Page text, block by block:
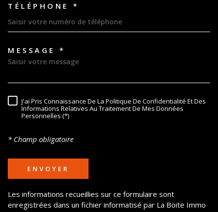
TÉLÉPHONE *
MESSAGE *
RÈGLEMENTATION
J'ai Pris Connaissance De La Politique De Confidentialité Et Des
Informations Relatives Au Traitement De Mes Données
Personnelles (*)
* Champ obligatoire
ENVOYER
Les informations recueillies sur ce formulaire sont
enregistrées dans un fichier informatisé par La Boite Immo